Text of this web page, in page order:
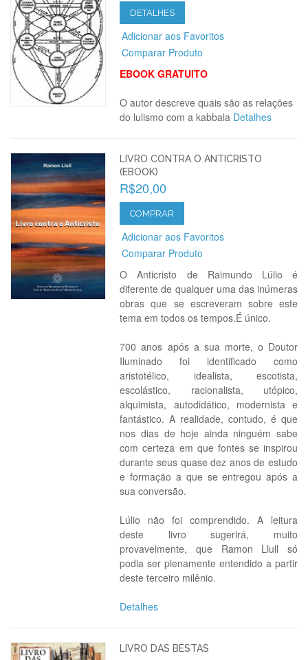
DETALHES
Adicionar aos Favoritos
Comparar Produto
EBOOK GRATUITO
O autor descreve quais são as relações
do lulismo com a kabbala Detalhes
LIVRO CONTRA O ANTICRISTO
(EBOOK)
R$20,00
COMPRAR
Adicionar aos Favoritos
Comparar Produto
O Anticristo de Raimundo Lúlio é
diferente de qualquer uma das inúmeras
obras que se escreveram sobre este
tema em todos os tempos.É único.
700 anos após a sua morte, o Doutor
Iluminado foi identificado como
aristotélico, idealista, escotista,
escolástico, racionalista, utópico,
alquimista, autodidático, modernista e
fantástico. A realidade, contudo, é que
nos dias de hoje ainda ninguém sabe
com certeza em que fontes se inspirou
durante seus quase dez anos de estudo
e formação a que se entregou após a
sua conversão.
Lúlio não foi comprendido. A leitura
deste livro sugerirá, muito
provavelmente, que Ramon Llull só
podia ser plenamente entendido a partir
deste terceiro milênio.
Detalhes
LIVRO DAS BESTAS